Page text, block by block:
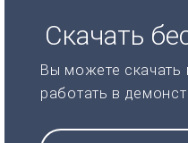
Скачать
Вы можете скачать
работать в